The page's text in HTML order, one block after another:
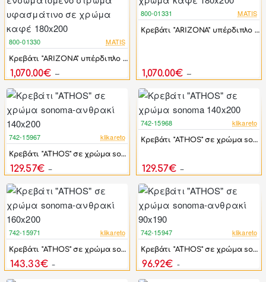
-17%
800-01330 MATIS
Κρεβάτι "ARIZONA" υπέρδιπλο με ενσωματομένο στρώμα υφασμάτινο σε χρώμα καφέ 180x200
1,070.00€
-17%
800-01331 MATIS
Κρεβάτι "ARIZONA" υπέρδιπλο υφασμάτινο σε χρώμα καφέ 180x200
1,070.00€
-17%
742-15967 klikareto
Κρεβάτι "ATHOS" σε χρώμα sonoma-ανθρακί 140x200
129.57€
-17%
742-15968 klikareto
Κρεβάτι "ATHOS" σε χρώμα sonoma 140x200
129.57€
-17%
742-15971 klikareto
Κρεβάτι "ATHOS" σε χρώμα sonoma-ανθρακί 160x200
143.33€
-17%
742-15947 klikareto
Κρεβάτι "ATHOS" σε χρώμα sonoma-ανθρακί 90x190
96.92€